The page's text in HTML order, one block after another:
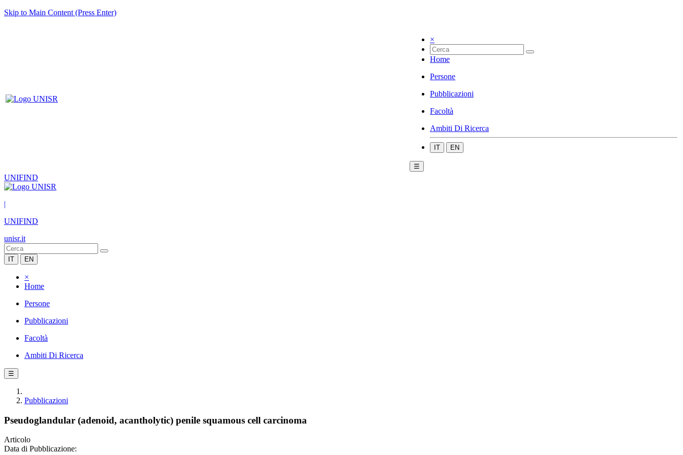
Skip to Main Content (Press Enter)
×
Home
Persone
Pubblicazioni
Facoltà
Ambiti Di Ricerca
IT EN
☰
UNIFIND
|
UNIFIND
unisr.it
IT EN
×
Home
Persone
Pubblicazioni
Facoltà
Ambiti Di Ricerca
☰
Pubblicazioni
Pseudoglandular (adenoid, acantholytic) penile squamous cell carcinoma
Articolo
Data di Pubblicazione: